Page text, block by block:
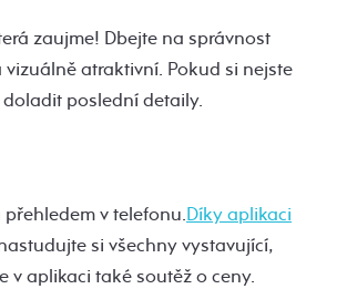
zaujme! Dbejte na správnost
atraktivní. Pokud si nejste
poslední detaily.
v telefonu.Díky aplikaci
si všechny vystavující,
v aplikaci také soutěž o ceny.